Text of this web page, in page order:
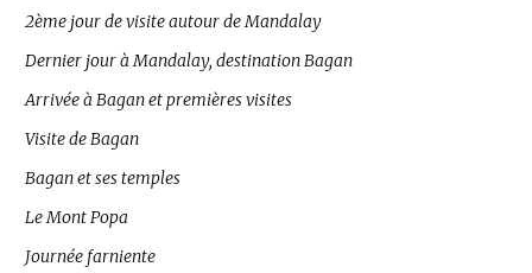
2ème jour de visite autour de Mandalay
Dernier jour à Mandalay, destination Bagan
Arrivée à Bagan et premières visites
Visite de Bagan
Bagan et ses temples
Le Mont Popa
Journée farniente